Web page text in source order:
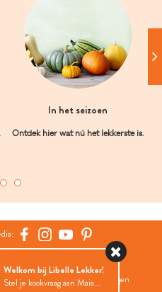
In het seizoen
Ontdek hier wat nú het lekkerste is.
Media Group
Cookies Cookies instellingen
Welkom bij Libelle Lekker!
Stel je kookvraag aan Maia...